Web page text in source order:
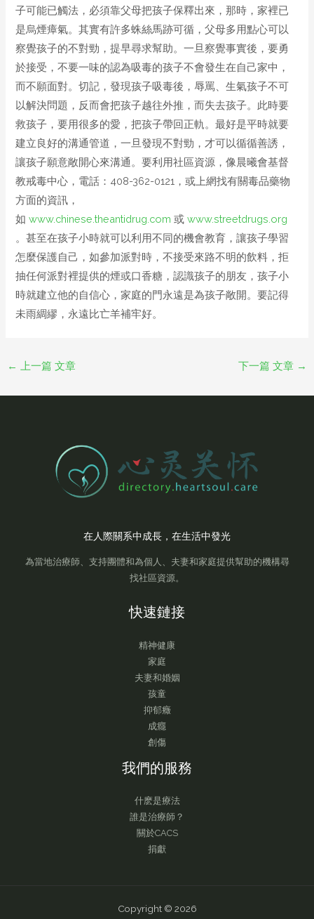
子可能已觸法，必須靠父母把孩子保釋出來，那時，家裡已
是烏煙瘴氣。其實有許多蛛絲馬跡可循，父母多用點心可以
察覺孩子的不對勁，提早尋求幫助。一旦察覺事實後，要勇
於接受，不要一味的認為吸毒的孩子不會發生在自己家中，
而不願面對。切記，發現孩子吸毒後，辱罵、生氣孩子不可
以解決問題，反而會把孩子越往外推，而失去孩子。此時要
救孩子，要用很多的愛，把孩子帶回正軌。最好是平時就要
建立良好的溝通管道，一旦發現不對勁，才可以循循善誘，
讓孩子願意敞開心來溝通。要利用社區資源，像晨曦會基督
教戒毒中心，電話：408-362-0121，或上網找有關毒品藥物
方面的資訊，
如www.chinese.theantidrug.com或www.streetdrugs.org
。甚至在孩子小時就可以利用不同的機會教育，讓孩子學習
怎麼保護自己，如參加派對時，不接受來路不明的飲料，拒
抽任何派對裡提供的煙或口香糖，認識孩子的朋友，孩子小
時就建立他的自信心，家庭的門永遠是為孩子敞開。要記得
未雨綢繆，永遠比亡羊補牢好。
← 上一篇 文章 下一篇 文章 →
在人際關系中成長，在生活中發光
為當地治療師、支持團體和為個人、夫妻和家庭提供幫助的機構尋
找社區資源。
快速鏈接
精神健康
家庭
夫妻和婚姻
孩童
抑郁癥
成癮
創傷
我們的服務
什麽是療法
誰是治療師？
關於CACS
捐獻
Copyright © 2026